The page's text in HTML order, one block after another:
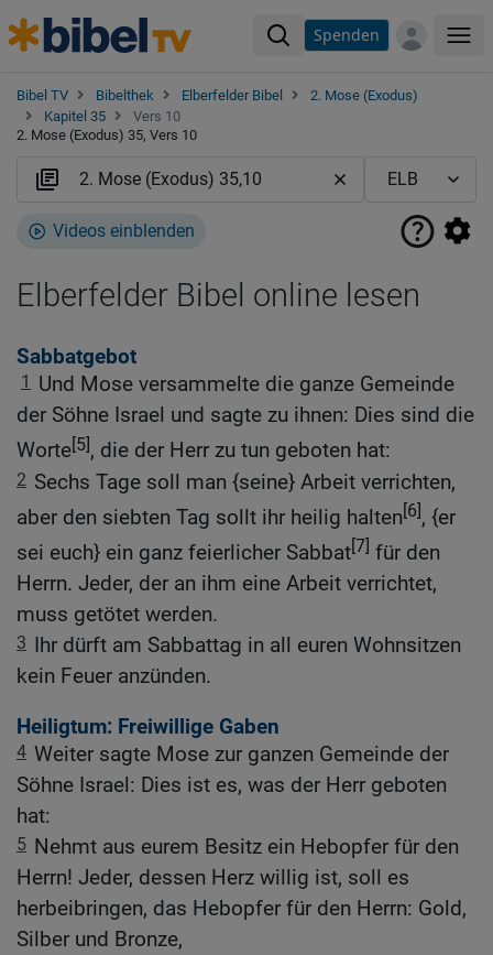
Spenden
Bibel TV Bibelthek Elberfelder Bibel
2. Mose (Exodus)
Kapitel 35
Vers 10
2. Mose (Exodus) 35, Vers 10
Videos einblenden
Elberfelder Bibel online lesen
Sabbatgebot
1
Und Mose versammelte die ganze Gemeinde
der Söhne Israel und sagte zu ihnen: Dies sind die
Worte[5], die der Herr zu tun geboten hat:
2 Sechs Tage soll man {seine} Arbeit verrichten,
aber den siebten Tag sollt ihr heilig halten[6], {er
sei euch} ein ganz feierlicher Sabbat[7] für den
Herrn. Jeder, der an ihm eine Arbeit verrichtet,
muss getötet werden.
3 Ihr dürft am Sabbattag in all euren Wohnsitzen
kein Feuer anzünden.
Heiligtum: Freiwillige Gaben
4 Weiter sagte Mose zur ganzen Gemeinde der
Söhne Israel: Dies ist es, was der Herr geboten
hat:
5 Nehmt aus eurem Besitz ein Hebopfer für den
Herrn! Jeder, dessen Herz willig ist, soll es
herbeibringen, das Hebopfer für den Herrn: Gold,
Silber und Bronze,